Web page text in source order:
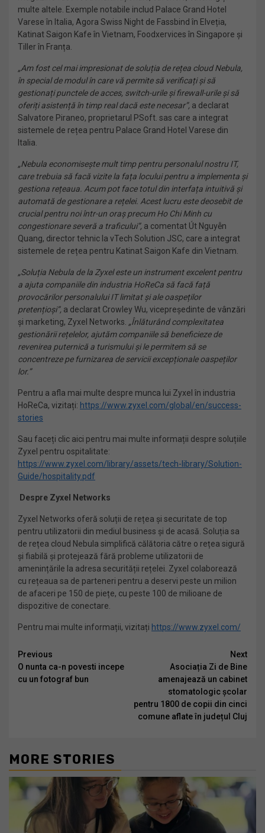
multe altele. Exemple notabile includ Palace Grand Hotel
Varese în Italia, Agora Swiss Night de Fassbind în Elveția,
Katinat Saigon Kafe în Vietnam, Foodxervices în Singapore și
Tiller în Franța.
„Am fost cel mai impresionat de soluția de rețea cloud Nebula,
în special de modul în care vă permite să verificați și să
gestionați punctele de acces, switch-urile și firewall-urile și să
oferiți asistență în timp real dacă este necesar”, a declarat
Salvatore Piraneo, proprietarul PSoft. sas care a integrat
sistemele de rețea pentru Palace Grand Hotel Varese din
Italia.
„Nebula economisește mult timp pentru personalul nostru IT,
care trebuia să facă vizite la fața locului pentru a implementa și
gestiona rețeaua. Acum pot face totul din interfața intuitivă și
automată de gestionare a rețelei. Acest lucru este deosebit de
crucial pentru noi într-un oraș precum Ho Chi Minh cu
congestionare severă a traficului”, a comentat Út Nguyễn
Quang, director tehnic la vTech Solution JSC, care a integrat
sistemele de rețea pentru Katinat Saigon Kafe din Vietnam.
„Soluția Nebula de la Zyxel este un instrument excelent pentru
a ajuta companiile din industria HoReCa să facă față
provocărilor personalului IT limitat și ale oaspeților
pretențioși”, a declarat Crowley Wu, vicepreședinte de vânzări
și marketing, Zyxel Networks. „Înlăturând complexitatea
gestionării rețelelor, ajutăm companiile să beneficieze de
revenirea puternică a turismului și le permitem să se
concentreze pe furnizarea de servicii excepționale oaspeților
lor.”
Pentru a afla mai multe despre munca lui Zyxel în industria
HoReCa, vizitați: https://www.zyxel.com/global/en/success-
stories
Sau faceți clic aici pentru mai multe informații despre soluțiile
Zyxel pentru ospitalitate:
https://www.zyxel.com/library/assets/tech-library/Solution-
Guide/hospitality.pdf
Despre Zyxel Networks
Zyxel Networks oferă soluții de rețea și securitate de top
pentru utilizatorii din mediul business și de acasă. Soluția sa
de rețea cloud Nebula simplifică călătoria către o rețea sigură
și fiabilă și protejează fără probleme utilizatorii de
amenințările la adresa securității rețelei. Zyxel colaborează
cu rețeaua sa de parteneri pentru a deservi peste un milion
de afaceri pe 150 de piețe, cu peste 100 de milioane de
dispozitive de conectare.
Pentru mai multe informații, vizitați https://www.zyxel.com/
Continue
Reading
Previous
O nunta ca-n povesti incepe
cu un fotograf bun
Next
Asociația Zi de Bine
amenajează un cabinet
stomatologic școlar
pentru 1800 de copii din cinci
comune aflate în județul Cluj
MORE STORIES